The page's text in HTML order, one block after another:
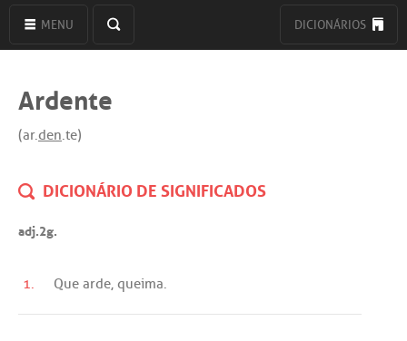
MENU DICIONÁRIOS
Ardente
(ar.den.te)
DICIONÁRIO DE SIGNIFICADOS
adj.2g.
1. Que arde, queima.